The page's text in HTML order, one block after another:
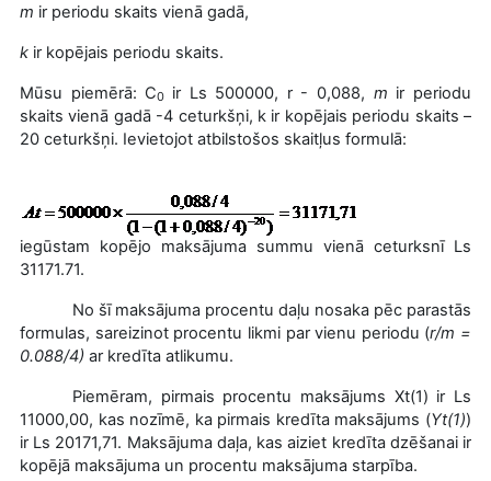
m ir periodu skaits vienā gadā,
k ir kopējais periodu skaits.
Mūsu piemērā: C0 ir Ls 500000, r - 0,088, m ir periodu
skaits vienā gadā -4 ceturkšņi, k ir kopējais periodu skaits –
20 ceturkšņi. Ievietojot atbilstošos skaitļus formulā:
iegūstam kopējo maksājuma summu vienā ceturksnī Ls
31171.71.
No šī maksājuma procentu daļu nosaka pēc parastās
formulas, sareizinot procentu likmi par vienu periodu (r/m =
0.088/4) ar kredīta atlikumu.
Piemēram, pirmais procentu maksājums Xt(1) ir Ls
11000,00, kas nozīmē, ka pirmais kredīta maksājums (Yt(1))
ir Ls 20171,71. Maksājuma daļa, kas aiziet kredīta dzēšanai ir
kopējā maksājuma un procentu maksājuma starpība.